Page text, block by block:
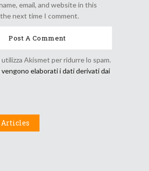
email, and website in this
next time I comment.
Akismet per ridurre lo spam.
vengono elaborati i dati derivati dai
Articles